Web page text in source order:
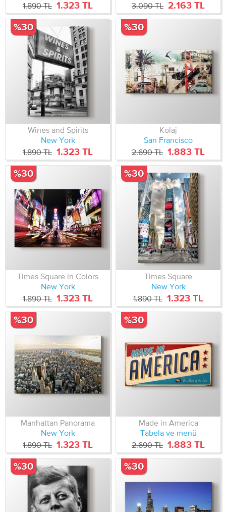
1.890 TL 1.323 TL 3.090 TL 2.163 TL
Wines and Spirits
New York
1.890 TL 1.323 TL
%30
Kolaj
San Francisco
2.690 TL 1.883 TL
%30
Times Square in Colors
New York
1.890 TL 1.323 TL
%30
Times Square
New York
1.890 TL 1.323 TL
%30
Manhattan Panorama
New York
1.890 TL 1.323 TL
%30
Made in America
Tabela ve menü
2.690 TL 1.883 TL
%30
%30 %30